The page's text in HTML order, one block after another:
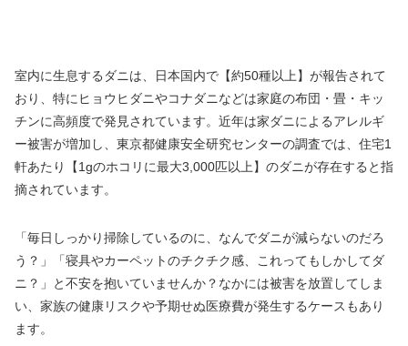
室内に生息するダニは、日本国内で【約50種以上】が報告されて
おり、特にヒョウヒダニやコナダニなどは家庭の布団・畳・キッ
チンに高頻度で発見されています。近年は家ダニによるアレルギ
ー被害が増加し、東京都健康安全研究センターの調査では、住宅1
軒あたり【1gのホコリに最大3,000匹以上】のダニが存在すると指
摘されています。
「毎日しっかり掃除しているのに、なんでダニが減らないのだろ
う？」「寝具やカーペットのチクチク感、これってもしかしてダ
ニ？」と不安を抱いていませんか？なかには被害を放置してしま
い、家族の健康リスクや予期せぬ医療費が発生するケースもあり
ます。